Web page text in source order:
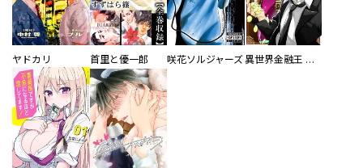
ヤドカリ 首里と優一郎 咲花ソルジャーズ 異世界金融王 ～クローネ・ゴルディオンの覇道～